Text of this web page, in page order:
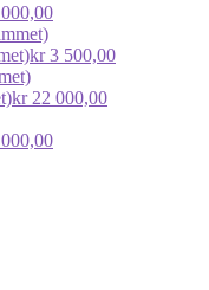
kr3 500,00
kr22 000,00